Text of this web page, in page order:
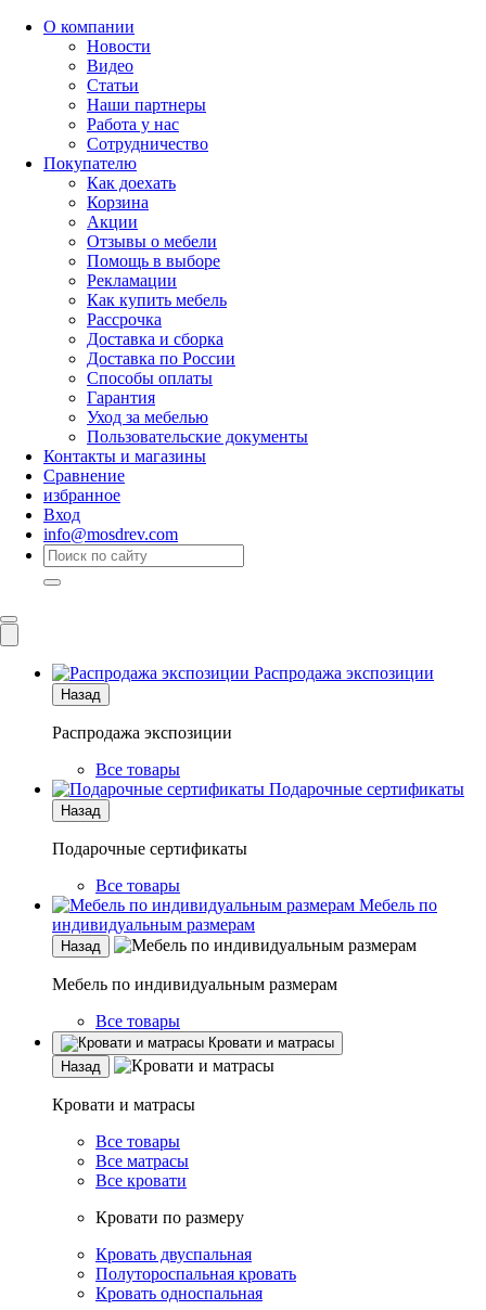
О компании
Новости
Видео
Статьи
Наши партнеры
Работа у нас
Сотрудничество
Покупателю
Как доехать
Корзина
Акции
Отзывы о мебели
Помощь в выборе
Рекламации
Как купить мебель
Рассрочка
Доставка и сборка
Доставка по России
Способы оплаты
Гарантия
Уход за мебелью
Пользовательские документы
Контакты и магазины
Сравнение
избранное
Вход
info@mosdrev.com
Распродажа экспозиции
Назад
Распродажа экспозиции
Все товары
Подарочные сертификаты
Назад
Подарочные сертификаты
Все товары
Мебель по
индивидуальным размерам
Назад
Мебель по индивидуальным размерам
Все товары
Кровати и матрасы
Назад
Кровати и матрасы
Все товары
Все матрасы
Все кровати
Кровати по размеру
Кровать двуспальная
Полутороспальная кровать
Кровать односпальная